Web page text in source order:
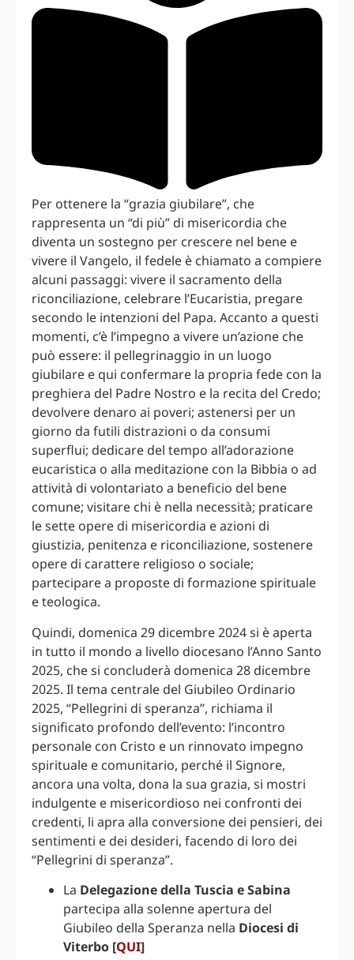
Per ottenere la “grazia giubilare”, che
rappresenta un “di più” di misericordia che
diventa un sostegno per crescere nel bene e
vivere il Vangelo, il fedele è chiamato a compiere
alcuni passaggi: vivere il sacramento della
riconciliazione, celebrare l’Eucaristia, pregare
secondo le intenzioni del Papa. Accanto a questi
momenti, c’è l’impegno a vivere un’azione che
può essere: il pellegrinaggio in un luogo
giubilare e qui confermare la propria fede con la
preghiera del Padre Nostro e la recita del Credo;
devolvere denaro ai poveri; astenersi per un
giorno da futili distrazioni o da consumi
superflui; dedicare del tempo all’adorazione
eucaristica o alla meditazione con la Bibbia o ad
attività di volontariato a beneficio del bene
comune; visitare chi è nella necessità; praticare
le sette opere di misericordia e azioni di
giustizia, penitenza e riconciliazione, sostenere
opere di carattere religioso o sociale;
partecipare a proposte di formazione spirituale
e teologica.
Quindi, domenica 29 dicembre 2024 si è aperta
in tutto il mondo a livello diocesano l’Anno Santo
2025, che si concluderà domenica 28 dicembre
2025. Il tema centrale del Giubileo Ordinario
2025, “Pellegrini di speranza”, richiama il
significato profondo dell’evento: l’incontro
personale con Cristo e un rinnovato impegno
spirituale e comunitario, perché il Signore,
ancora una volta, dona la sua grazia, si mostri
indulgente e misericordioso nei confronti dei
credenti, li apra alla conversione dei pensieri, dei
sentimenti e dei desideri, facendo di loro dei
“Pellegrini di speranza”.
La Delegazione della Tuscia e Sabina
partecipa alla solenne apertura del
Giubileo della Speranza nella Diocesi di
Viterbo [QUI]